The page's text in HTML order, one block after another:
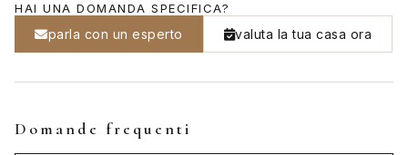
HAI UNA DOMANDA SPECIFICA?
parla con un esperto valuta la tua casa ora
Domande frequenti